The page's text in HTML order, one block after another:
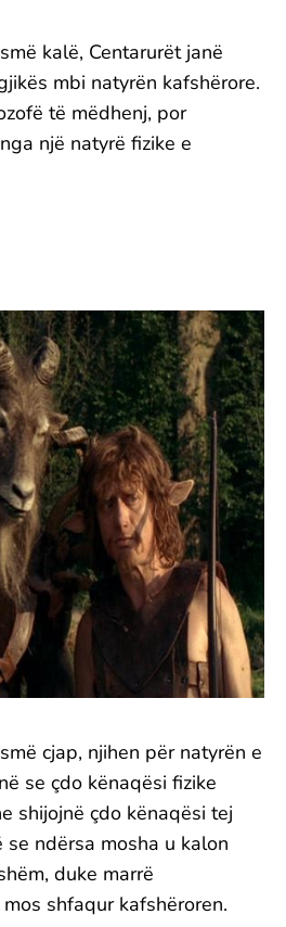
kalë, Centarurët janë
mbi natyrën kafshërore.
të mëdhenj, por
një natyrë fizike e
cjap, njihen për natyrën e
se çdo kënaqësi fizike
shijojnë çdo kënaqësi tej
se ndërsa mosha u kalon
duke marrë
shfaqur kafshëroren.